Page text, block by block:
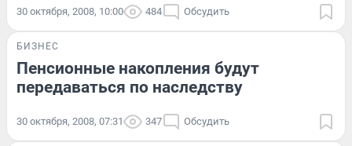
30 октября, 2008, 10:00 484 Обсудить
БИЗНЕС
Пенсионные накопления будут
передаваться по наследству
30 октября, 2008, 07:31 347 Обсудить